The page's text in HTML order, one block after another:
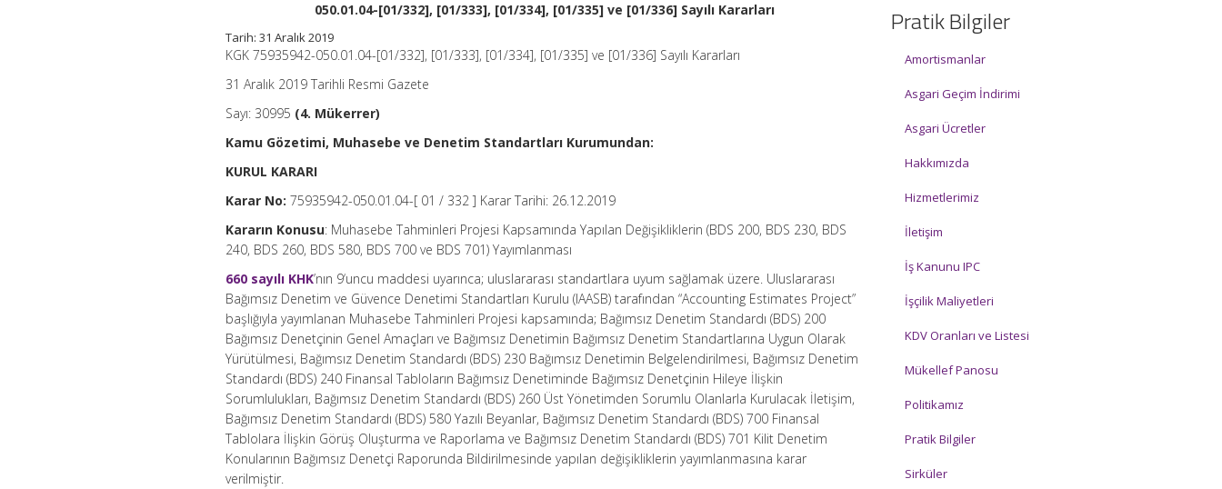
050.01.04-[01/332], [01/333], [01/334], [01/335] ve [01/336] Sayılı Kararları
Tarih: 31 Aralık 2019
KGK 75935942-050.01.04-[01/332], [01/333], [01/334], [01/335] ve [01/336] Sayılı Kararları
31 Aralık 2019 Tarihli Resmi Gazete
Sayı: 30995 (4. Mükerrer)
Kamu Gözetimi, Muhasebe ve Denetim Standartları Kurumundan:
KURUL KARARI
Karar No: 75935942-050.01.04-[ 01 / 332 ] Karar Tarihi: 26.12.2019
Kararın Konusu: Muhasebe Tahminleri Projesi Kapsamında Yapılan Değişikliklerin (BDS 200, BDS 230, BDS
240, BDS 260, BDS 580, BDS 700 ve BDS 701) Yayımlanması
660 sayılı KHK’nın 9‘uncu maddesi uyarınca; uluslararası standartlara uyum sağlamak üzere. Uluslararası
Bağımsız Denetim ve Güvence Denetimi Standartları Kurulu (IAASB) tarafından “Accounting Estimates Project”
başlığıyla yayımlanan Muhasebe Tahminleri Projesi kapsamında; Bağımsız Denetim Standardı (BDS) 200
Bağımsız Denetçinin Genel Amaçları ve Bağımsız Denetimin Bağımsız Denetim Standartlarına Uygun Olarak
Yürütülmesi, Bağımsız Denetim Standardı (BDS) 230 Bağımsız Denetimin Belgelendirilmesi, Bağımsız Denetim
Standardı (BDS) 240 Finansal Tabloların Bağımsız Denetiminde Bağımsız Denetçinin Hileye İlişkin
Sorumlulukları, Bağımsız Denetim Standardı (BDS) 260 Üst Yönetimden Sorumlu Olanlarla Kurulacak İletişim,
Bağımsız Denetim Standardı (BDS) 580 Yazılı Beyanlar, Bağımsız Denetim Standardı (BDS) 700 Finansal
Tablolara İlişkin Görüş Oluşturma ve Raporlama ve Bağımsız Denetim Standardı (BDS) 701 Kilit Denetim
Konularının Bağımsız Denetçi Raporunda Bildirilmesinde yapılan değişikliklerin yayımlanmasına karar
verilmiştir.
Pratik Bilgiler
Amortismanlar
Asgari Geçim İndirimi
Asgari Ücretler
Hakkımızda
Hizmetlerimiz
İletişim
İş Kanunu IPC
İşçilik Maliyetleri
KDV Oranları ve Listesi
Mükellef Panosu
Politikamız
Pratik Bilgiler
Sirküler